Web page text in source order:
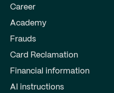
Career
Academy
Frauds
Card Reclamation
Financial information
AI instructions